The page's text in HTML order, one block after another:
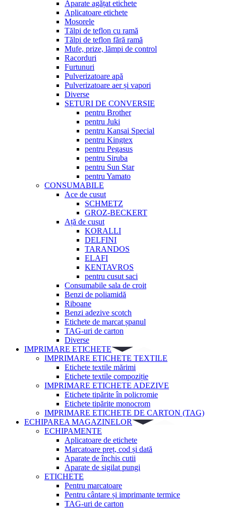
Aparate agățat etichete
Aplicatoare etichete
Mosorele
Tălpi de teflon cu ramă
Tălpi de teflon fără ramă
Mufe, prize, lămpi de control
Racorduri
Furtunuri
Pulverizatoare apă
Pulverizatoare aer și vapori
Diverse
SETURI DE CONVERSIE
pentru Brother
pentru Juki
pentru Kansai Special
pentru Kingtex
pentru Pegasus
pentru Siruba
pentru Sun Star
pentru Yamato
CONSUMABILE
Ace de cusut
SCHMETZ
GROZ-BECKERT
Ață de cusut
KORALLI
DELFINI
TARANDOS
ELAFI
KENTAVROS
pentru cusut saci
Consumabile sala de croit
Benzi de poliamidă
Riboane
Benzi adezive scotch
Etichete de marcat șpanul
TAG-uri de carton
Diverse
IMPRIMARE ETICHETE
IMPRIMARE ETICHETE TEXTILE
Etichete textile mărimi
Etichete textile compoziție
IMPRIMARE ETICHETE ADEZIVE
Etichete tipărite în policromie
Etichete tipărite monocrom
IMPRIMARE ETICHETE DE CARTON (TAG)
ECHIPAREA MAGAZINELOR
ECHIPAMENTE
Aplicatoare de etichete
Marcatoare preț, cod și dată
Aparate de închis cutii
Aparate de sigilat pungi
ETICHETE
Pentru marcatoare
Pentru cântare și imprimante termice
TAG-uri de carton